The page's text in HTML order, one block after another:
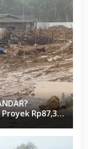
Rp87,34
dan